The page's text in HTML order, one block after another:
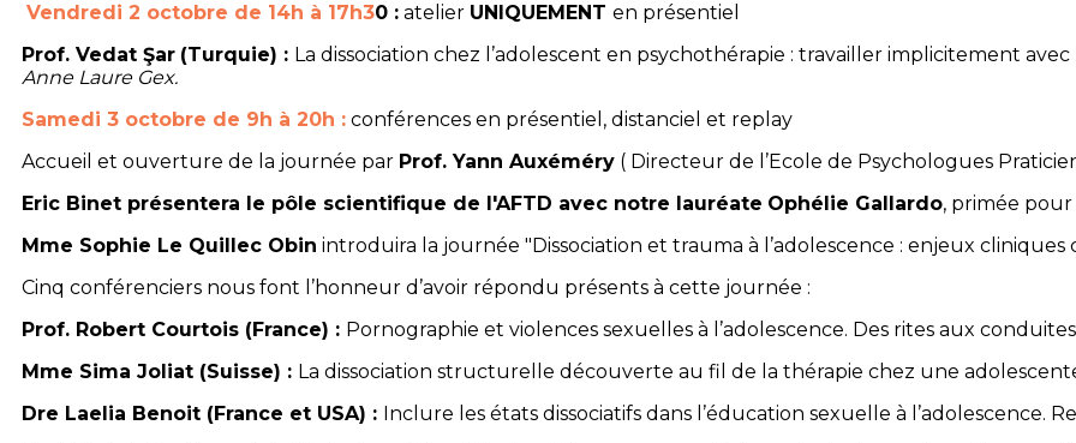
Vendredi 2 octobre de 14h à 17h30 : atelier UNIQUEMENT en présentiel
Prof. Vedat Şar (Turquie) : La dissociation chez l’adolescent en psychothérapie : travailler implicitement avec
Anne Laure Gex.
Samedi 3 octobre de 9h à 20h : conférences en présentiel, distanciel et replay
Accueil et ouverture de la journée par Prof. Yann Auxéméry ( Directeur de l’Ecole de Psychologues
Eric Binet présentera le pôle scientifique de l'AFTD avec notre lauréate Ophélie Gallardo, primée pour
Mme Sophie Le Quillec Obin introduira la journée "Dissociation et trauma à l’adolescence : enjeux cliniques
Cinq conférenciers nous font l’honneur d’avoir répondu présents à cette journée :
Prof. Robert Courtois (France) : Pornographie et violences sexuelles à l’adolescence. Des rites aux
Mme Sima Joliat (Suisse) : La dissociation structurelle découverte au fil de la thérapie chez une
Dre Laelia Benoit (France et USA) : Inclure les états dissociatifs dans l’éducation sexuelle à l’adolescence.